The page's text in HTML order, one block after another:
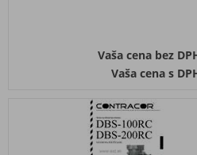
Vaša cena bez
Vaša cena s